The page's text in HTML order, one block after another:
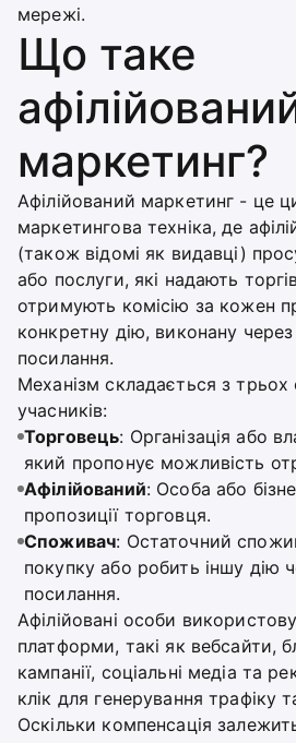
мережі.
Що таке
маркетинг?
Афілійований маркетинг - це
маркетингова техніка, де
(також відомі як видавці)
або послуги, які надають
отримують комісію за кожен
конкретну дію, виконану через
посилання.
Механізм складається з трьох
учасників:
Торговець: Організація або
який пропонує можливість
Афілійований: Особа або
пропозиції торговця.
Споживач: Остаточний
покупку або робить іншу дію
посилання.
Афілійовані особи
платформи, такі як вебсайти,
кампанії, соціальні медіа та
клік для генерування трафіку
Оскільки компенсація